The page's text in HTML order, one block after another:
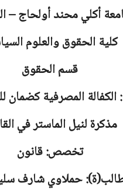
أكلي محند أولحاج –
كلية الحقوق والعلوم
قسم الحقوق
المصرفية كضمان
مذكرة لنيل الماستر في
تخصص: قانون
حملاوي شارف